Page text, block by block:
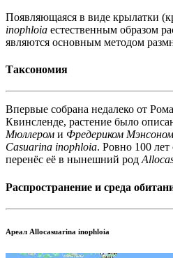
Появляющаяся в виде крылатки
inophloia естественным образом
являются основным методом
Таксономия
Впервые собрана недалеко от
Квинсленде, растение было
Мюллером и Фредериком
Casuarina inophloia. Ровно 100 лет
перенёс её в нынешний род
Распространение и среда
Ареал Allocasuarina inophloia